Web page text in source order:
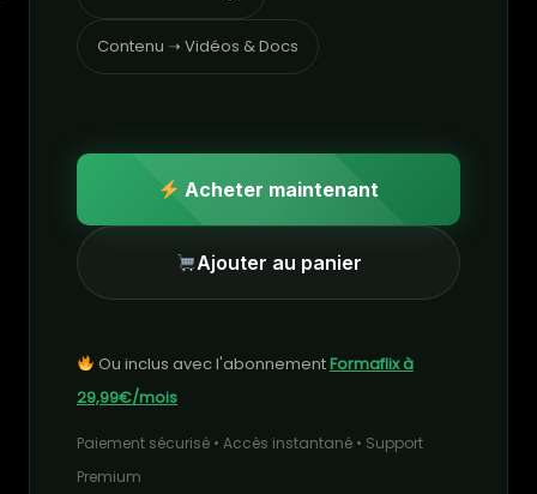
Contenu ➝ Vidéos & Docs
Acheter maintenant
Ajouter au panier
Ou inclus avec l'abonnementFormaflix à
29,99€/mois
Paiement sécurisé • Accès instantané • Support
Premium